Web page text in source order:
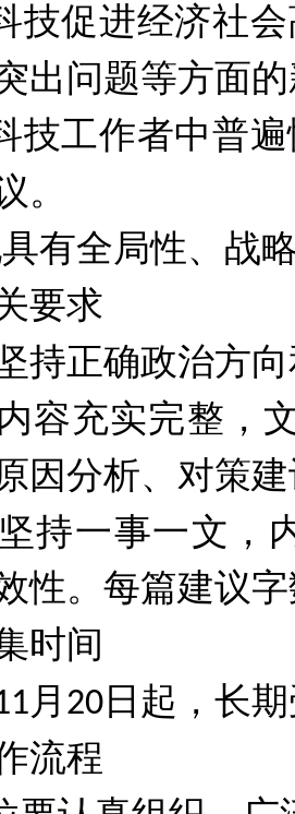
技促进经济社
出问题等方面
技工作者中普
。
有全局性、战
要求
持正确政治方
内容充实完整，
因分析、对策
坚持一事一文
性。每篇建议
时间
月 20 日起，长
流程